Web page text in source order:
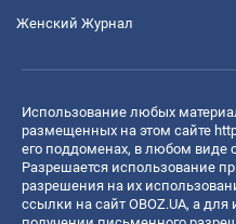
Женский Журнал
Использование любых
размещенных на этом сайте
его поддоменах, в любом виде
Разрешается использование
разрешения на их
ссылки на сайт OBOZ.UA, а